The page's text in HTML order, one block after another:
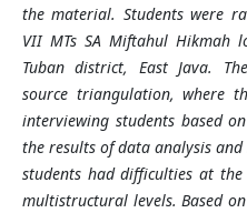
the material. Students were
VII MTs SA Miftahul Hikmah
Tuban district, East Java.
source triangulation, where
interviewing students based
the results of data analysis
students had difficulties at
multistructural levels. Based